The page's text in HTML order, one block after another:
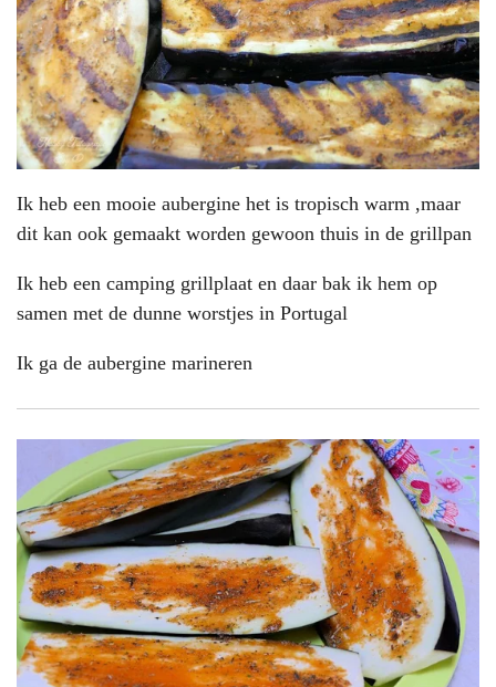
Ik heb een mooie aubergine het is tropisch warm ,maar
dit kan ook gemaakt worden gewoon thuis in de grillpan
Ik heb een camping grillplaat en daar bak ik hem op
samen met de dunne worstjes in Portugal
Ik ga de aubergine marineren